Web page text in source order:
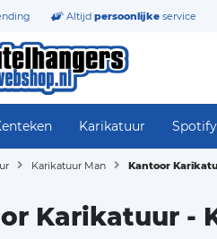
Altijd persoonlijke service
Karikatuur Spotify
Karikatuur Man Kantoor
Karikatuur -